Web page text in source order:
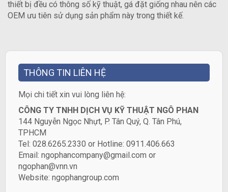
thiết bị đều có thông số kỹ thuật, gá đặt giống nhau nên các
OEM ưu tiên sử dụng sản phẩm này trong thiết kế.
THÔNG TIN LIÊN HỆ
​Mọi chi tiết xin vui lòng liên hệ:
CÔNG TY TNHH DỊCH VỤ KỸ THUẬT NGÔ PHAN
144 Nguyễn Ngọc Nhựt, P. Tân Quý, Q. Tân Phú,
TPHCM
Tel: 028.6265.2330 or Hotline: 0911.406.663
Email: ngophancompany@gmail.com or
ngophan@vnn.vn
Website: ngophangroup.com